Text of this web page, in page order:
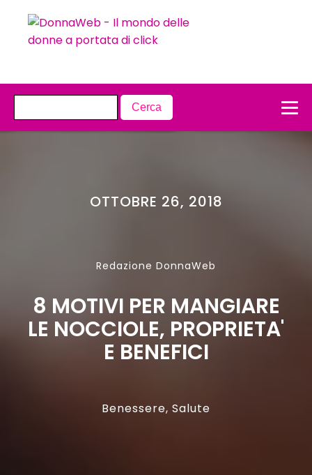
OTTOBRE 26, 2018
Redazione DonnaWeb
8 MOTIVI PER MANGIARE
LE NOCCIOLE, PROPRIETA'
E BENEFICI
Benessere, Salute